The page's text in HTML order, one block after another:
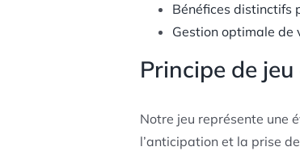
Bénéfices distinctifs
Gestion optimale de
Principe de
Notre jeu représente une
l’anticipation et la prise